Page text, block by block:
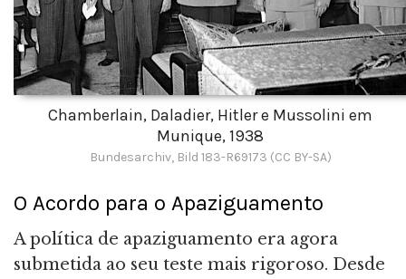
Chamberlain, Daladier, Hitler e Mussolini em
Munique, 1938
Bundesarchiv, Bild 183-R69173 (CC BY-SA)
O Acordo para o Apaziguamento
A política de apaziguamento era agora
submetida ao seu teste mais rigoroso. Desde